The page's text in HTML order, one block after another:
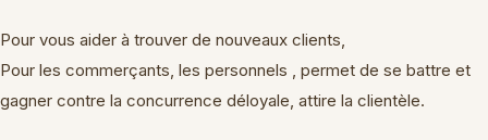
Pour vous aider à trouver de nouveaux clients,
Pour les commerçants, les personnels , permet de se battre et
gagner contre la concurrence déloyale, attire la clientèle.